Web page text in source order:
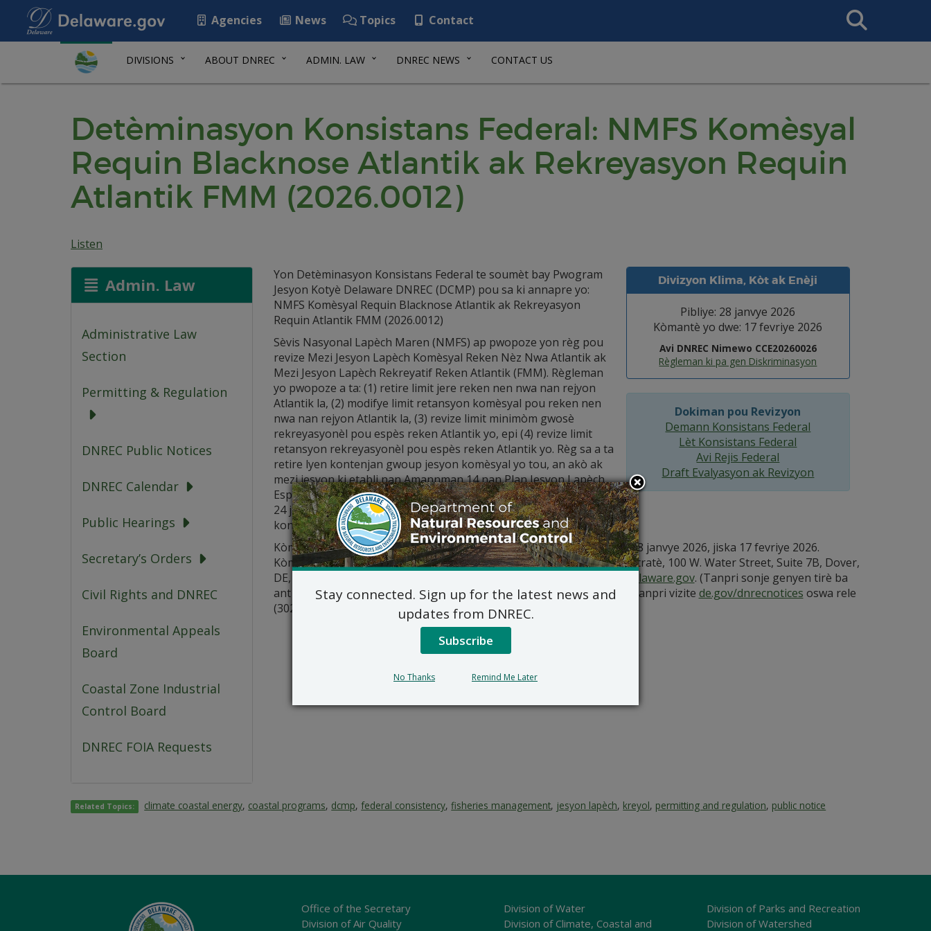
Agencies News Topics Contact
Search
This
DIVISIONS ABOUT DNREC ADMIN. LAW DNREC NEWS CONTACT US
Detèminasyon Konsistans Federal: NMFS Komèsyal
Requin Blacknose Atlantik ak Rekreyasyon Requin
Atlantik FMM (2026.0012)
Listen
Admin. Law
Administrative Law
Section
Permitting & Regulation
DNREC Public Notices
DNREC Calendar
Public Hearings
Secretary’s Orders
Civil Rights and DNREC
Environmental Appeals
Board
Coastal Zone Industrial
Control Board
DNREC FOIA Requests
Divizyon Klima, Kòt ak Enèji
Pibliye: 28 janvye 2026
Kòmantè yo dwe: 17 fevriye 2026
Avi DNREC Nimewo CCE20260026
Règleman ki pa gen Diskriminasyon
Dokiman pou Revizyon
Demann Konsistans Federal
Lèt Konsistans Federal
Avi Rejis Federal
Draft Evalyasyon ak Revizyon
Yon Detèminasyon Konsistans Federal te soumèt bay Pwogram
Jesyon Kotyè Delaware DNREC (DCMP) pou sa ki annapre yo:
NMFS Komèsyal Requin Blacknose Atlantik ak Rekreyasyon
Requin Atlantik FMM (2026.0012)
Sèvis Nasyonal Lapèch Maren (NMFS) ap pwopoze yon règ pou
revize Mezi Jesyon Lapèch Komèsyal Reken Nèz Nwa Atlantik ak
Mezi Jesyon Lapèch Rekreyatif Reken Atlantik (FMM). Règleman
yo pwopoze a ta: (1) retire limit jere reken nen nwa nan rejyon
Atlantik la, (2) modifye limit retansyon komèsyal pou reken nen
nwa nan rejyon Atlantik la, (3) revize limit minimòm gwosè
rekreyasyonèl pou espès reken Atlantik yo, epi (4) revize limit
retansyon rekreyasyonèl pou espès reken Atlantik yo. Règ sa a ta
retire lyen kontenjan gwoup jesyon komèsyal yo tou, an akò ak
mezi jesyon ki etabli nan Amannman 14 nan Plan Jesyon Lapèch
Espès Ki Fè Gwo Deplasman nan Atlantik (HMS FMP) (88 FR 4157,
24 janvye 2023). Aktivite yo pwopoze a sijè a revizyon pou
konsistans dapre politik DNREC DCMP yo.
Kòmantè sou Detèminasyon Konsistans Federal sa a ap aksepte soti 28 janvye 2026, jiska 17 fevriye 2026.
Kòmantè yo ka voye bay: Pwogram Kot DNREC, Jesse Hayden, Administratè, 100 W. Water Street, Suite 7B, Dover,
DE, 19904, oswa elektwonikman nan
DNREC_DCP_PublicComment@delaware.gov. (Tanpri sonje genyen tirè ba
ant DNREC, DCP, ak Piblik). Pou materyèl soumèt ak plis enfòmasyon tanpri vizite de.gov/dnrecnotices oswa rele
(302) 739-9283.
Related Topics: climate coastal energy, coastal programs, dcmp,federal consistency,fisheries management, jesyon lapèch, kreyol, permitting and regulation, public notice
Office of the Secretary
Division of Air Quality
Division of Water
Division of Climate, Coastal and
Division of Parks and Recreation
Division of Watershed
Stay connected. Sign up for the latest news and
updates from DNREC.
Subscribe
No Thanks Remind Me Later